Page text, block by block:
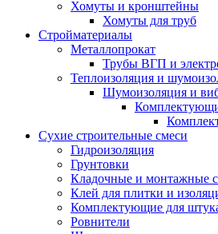
Хомуты и кронштейны
Хомуты для труб
Стройматериалы
Металлопрокат
Трубы ВГП и
Теплоизоляция и
Шумоизоляция и
Сухие строительные смеси
Гидроизоляция
Грунтовки
Кладочные и монтажные
Клей для плитки и
Комплектующие для
Ровнители